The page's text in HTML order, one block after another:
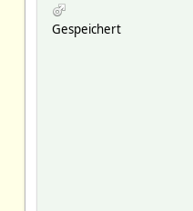
Gespeichert